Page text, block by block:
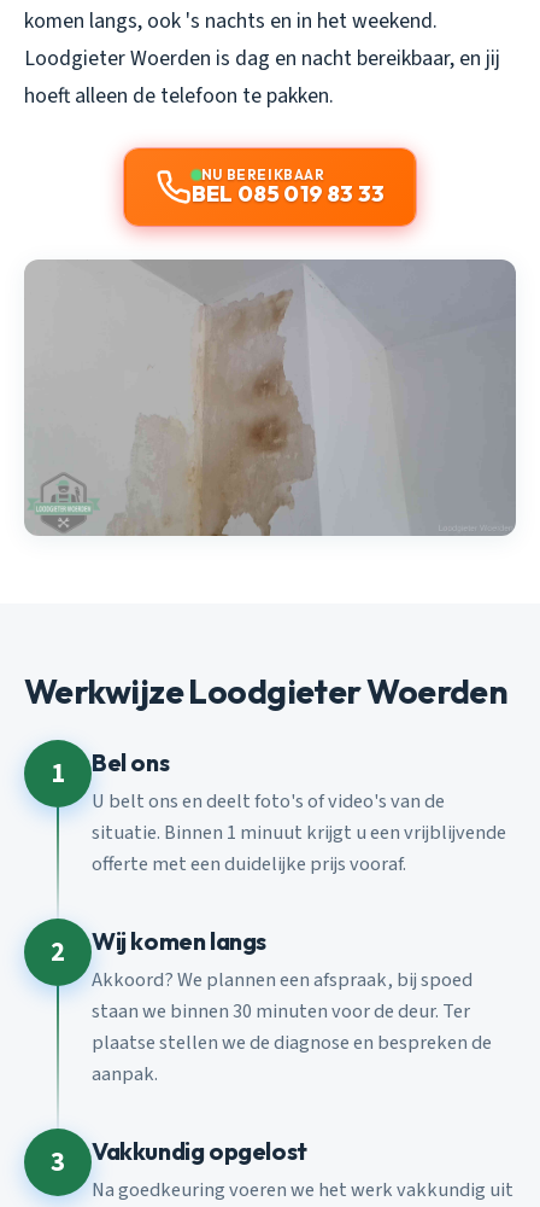
komen langs, ook 's nachts en in het weekend.
Loodgieter Woerden is dag en nacht bereikbaar, en jij
hoeft alleen de telefoon te pakken.
NU BEREIKBAAR
BEL 085 019 83 33
Werkwijze Loodgieter Woerden
1 Bel ons
U belt ons en deelt foto's of video's van de
situatie. Binnen 1 minuut krijgt u een vrijblijvende
offerte met een duidelijke prijs vooraf.
2 Wij komen langs
Akkoord? We plannen een afspraak, bij spoed
staan we binnen 30 minuten voor de deur. Ter
plaatse stellen we de diagnose en bespreken de
aanpak.
3 Vakkundig opgelost
Na goedkeuring voeren we het werk vakkundig uit